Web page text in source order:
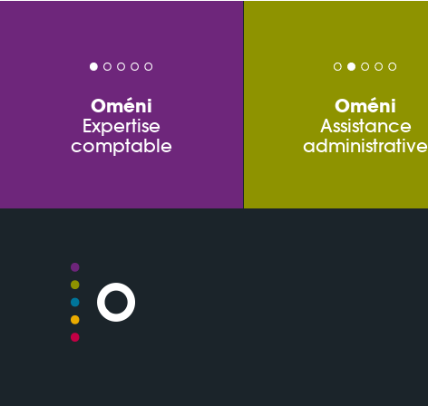
Oméni
Expertise
comptable
Oméni
Assistance
administrative